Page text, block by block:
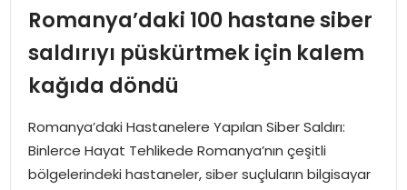
Romanya’daki 100 hastane siber
saldırıyı püskürtmek için kalem
kağıda döndü
Romanya’daki Hastanelere Yapılan Siber Saldırı:
Binlerce Hayat Tehlikede Romanya’nın çeşitli
bölgelerindeki hastaneler, siber suçluların bilgisayar